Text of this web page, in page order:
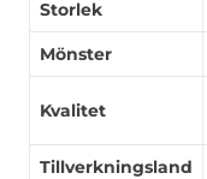
Storlek
Mönster
Kvalitet
Tillverkningsland